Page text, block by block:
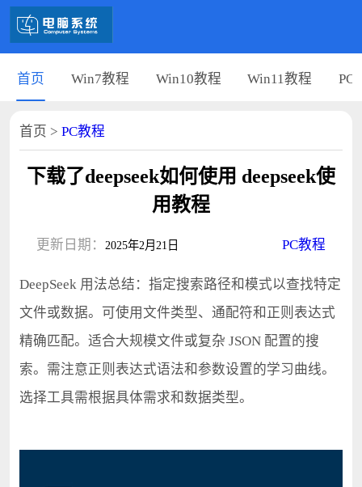
首页 Win7教程 Win10教程 Win11教程 PC
首页 > PC教程
下载了deepseek如何使用 deepseek使
用教程
更新日期： 2025年2月21日 PC教程
DeepSeek 用法总结：指定搜索路径和模式以查找特定
文件或数据。可使用文件类型、通配符和正则表达式
精确匹配。适合大规模文件或复杂 JSON 配置的搜
索。需注意正则表达式语法和参数设置的学习曲线。
选择工具需根据具体需求和数据类型。